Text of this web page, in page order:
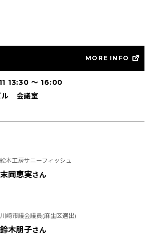
MORE INFO
13:30〜 16:00
ル 会議室
絵本工房サニーフィッシュ
末岡恵実さん
川崎市議会議員(麻生区選出)
鈴木朋子さん